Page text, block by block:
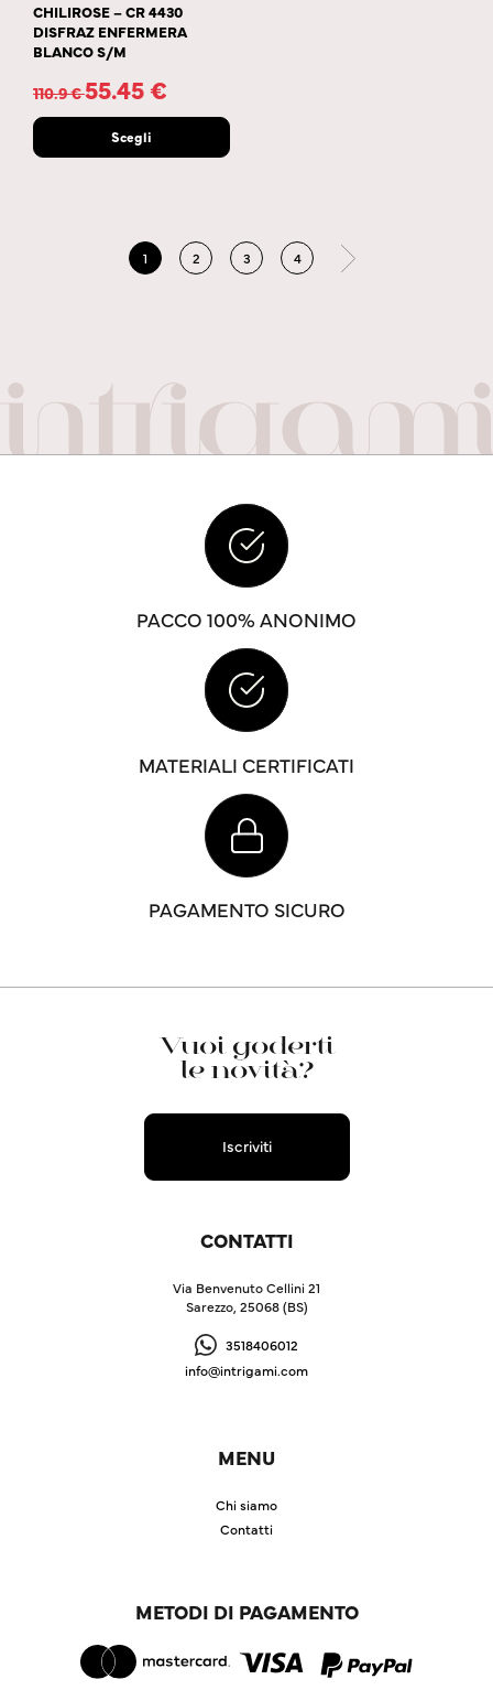
CHILIROSE – CR 4430
DISFRAZ ENFERMERA
BLANCO S/M
110.9€55.45€
Scegli
1 2 3 4
PACCO 100% ANONIMO
MATERIALI CERTIFICATI
PAGAMENTO SICURO
Vuoi goderti
le novità?
Iscriviti
CONTATTI
Via Benvenuto Cellini 21
Sarezzo, 25068 (BS)
3518406012
info@intrigami.com
MENU
Chi siamo
Contatti
METODI DI PAGAMENTO